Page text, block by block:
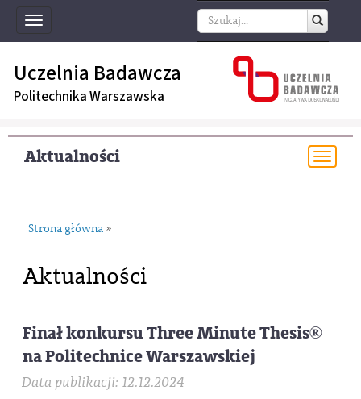
Toggle
navigation
Uczelnia Badawcza
Politechnika Warszawska
Aktualności
Strona główna »
Aktualności
Finał konkursu Three Minute Thesis®
na Politechnice Warszawskiej
Data publikacji: 12.12.2024